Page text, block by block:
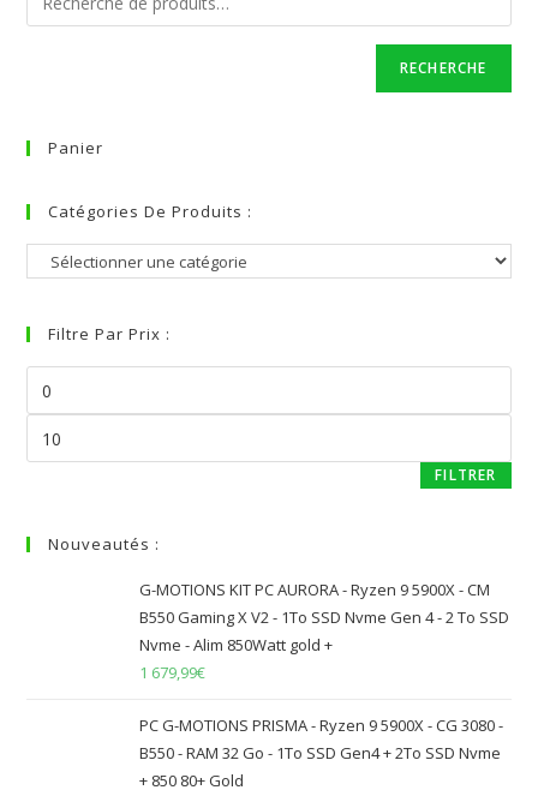
RECHERCHE
Panier
Catégories De Produits :
Filtre Par Prix :
FILTRER
Nouveautés :
G-MOTIONS KIT PC AURORA - Ryzen 9 5900X - CM
B550 Gaming X V2 - 1To SSD Nvme Gen 4 - 2 To SSD
Nvme - Alim 850Watt gold +
1 679,99€
PC G-MOTIONS PRISMA - Ryzen 9 5900X - CG 3080 -
B550 - RAM 32 Go - 1To SSD Gen4 + 2To SSD Nvme
+ 850 80+ Gold